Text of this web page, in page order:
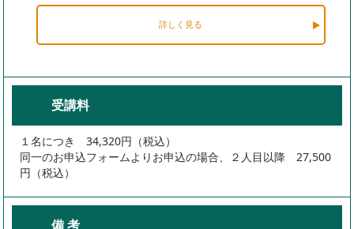
詳しく見る
受講料
１名につき 34,320円（税込）
同一のお申込フォームよりお申込の場合、２人目以降 27,500
円（税込）
備 考